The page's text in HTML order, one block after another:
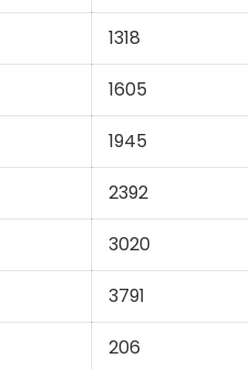
1318
1605
1945
2392
3020
3791
206